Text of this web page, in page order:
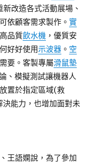
新改造各式活動展場、
依顧客需求製作。實
品質飲水機 ，優質安
好好使用示波器 。 空
要。客製專屬滑鼠墊
、模擬測試讓機器人
置於指定區域(救
能力，也增加面對未
王語嫻說，為了參加